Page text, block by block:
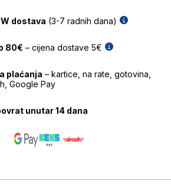
dostava (3-7 radnih dana)
80€ – cijena dostave 5€
plaćanja – kartice, na rate, gotovina,
Google Pay
unutar 14 dana